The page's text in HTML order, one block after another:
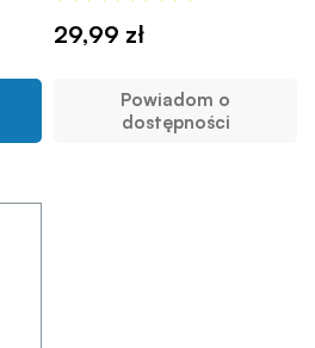
29,99 zł
Powiadom o
dostępności